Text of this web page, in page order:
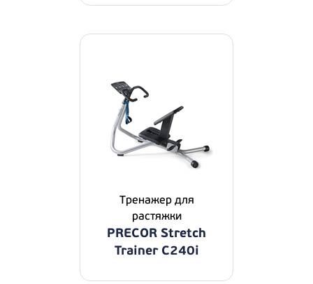
Тренажер для
растяжки
PRECOR Stretch
Trainer C240i